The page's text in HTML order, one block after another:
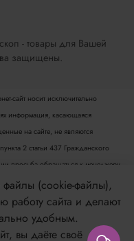
- товары для Вашей
защищены.
сайт носит исключительно
информация, касающаяся
на сайте, не являются
2 статьи 437 Гражданского
просьба обращаться к менеджеру.
быть изменена в любое время без
нам по адресу
файлы (cookie-файлы),
работу сайта и делают
удобным.
вы даёте своё